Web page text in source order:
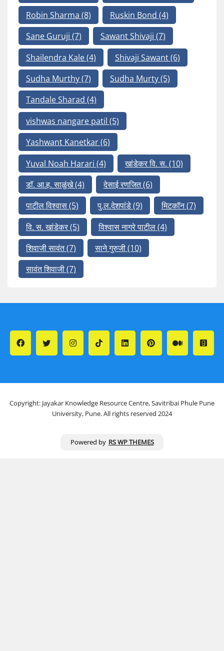
Robin Sharma (8) Ruskin Bond (4)
Sane Guruji (7) Sawant Shivaji (7)
Shailendra Kale(4) Shivaji Sawant(6)
Sudha Murthy(7) Sudha Murty(5)
Tandale Sharad (4)
vishwas nangare patil (5)
Yashwant Kanetkar(6)
Yuval Noah Harari (4) खांडेकर वि. स. (10)
डॉ. आ.ह. साळुंखे(4) देसाई रणजित(6)
पाटील विश्वास(5) पु.ल.देशपांडे(9) मिटकॉन(7)
वि. स. खांडेकर(5) विश्वास नागरे पाटील(4)
शिवाजी सावंत(7) साने गुरुजी(10)
सावंत शिवाजी(7)
Copyright: Jayakar Knowledge Resource Centre, Savitribai Phule Pune
University, Pune. All rights reserved 2024
Powered by RS WP THEMES